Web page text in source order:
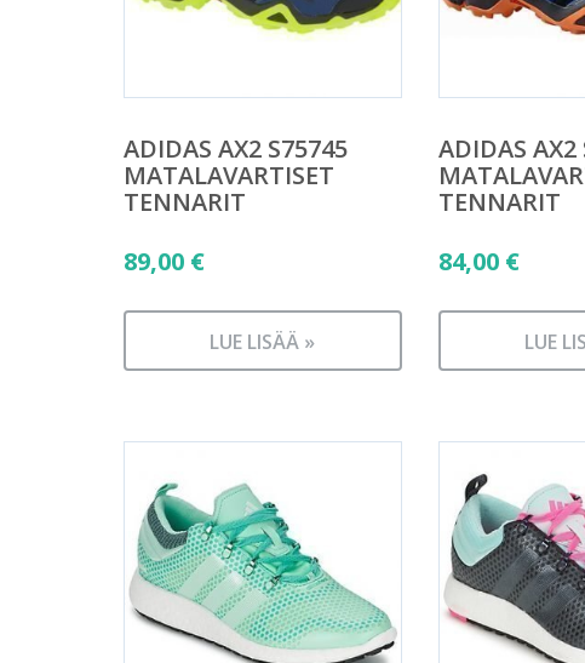
ADIDAS AX2 S75745
MATALAVARTISET
TENNARIT
89,00 €
LUE LISÄÄ »
ADIDAS AX2
TENNARIT
84,00 €
LUE